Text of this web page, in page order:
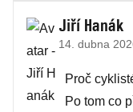
Jiří Hanák
14. dubna
Proč
Po tom co